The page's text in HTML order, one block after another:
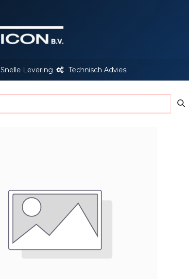
Snelle Levering Technisch Advies